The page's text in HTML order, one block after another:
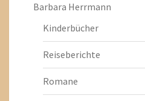
Barbara Herrmann
Kinderbücher
Reiseberichte
Romane